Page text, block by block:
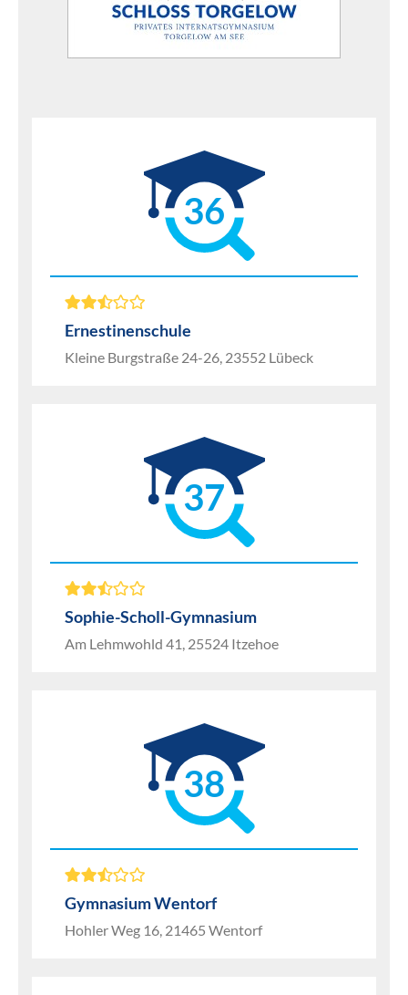
36
Ernestinenschule
Kleine Burgstraße 24-26, 23552 Lübeck
37
Sophie-Scholl-Gymnasium
Am Lehmwohld 41, 25524 Itzehoe
38
Gymnasium Wentorf
Hohler Weg 16, 21465 Wentorf